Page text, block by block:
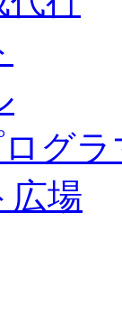
グラ
広場